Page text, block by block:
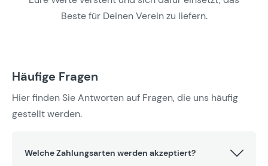
Beste für Deinen Verein zu liefern.
Häufige Fragen
Hier finden Sie Antworten auf Fragen, die uns häufig
gestellt werden.
Welche Zahlungsarten werden akzeptiert?